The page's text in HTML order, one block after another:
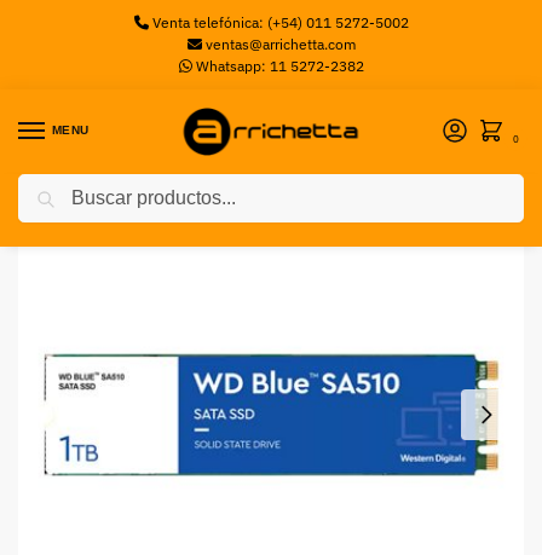
Venta telefónica: (+54) 011 5272-5002
ventas@arrichetta.com
Whatsapp: 11 5272-2382
MENU
0
Inicio Sin categorizar / SSD 1T WD BLUE 3D M2 2280 WESTERN DIGITAL